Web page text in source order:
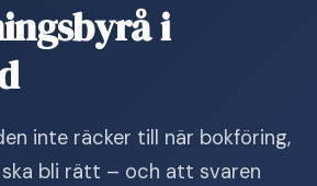
i
inte räcker till när bokföring,
bli rätt – och att svaren